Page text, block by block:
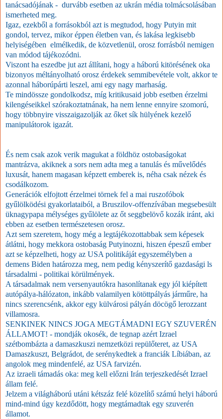
tanácsadójának - durvább esetben az ukrán média tolmácsolásában
ismerheted meg.
Igaz, ezekből a forrásokból azt is megtudod, hogy Putyin mit
gondol, tervez, mikor éppen életben van, és lakása legkisebb
helyiségében elmélkedik, de közvetlenül, orosz forrásból nemigen
van módod tájékozódni.
Viszont ha eszedbe jut azt állítani, hogy a háború kitörésének oka
bizonyos méltányolható orosz érdekek semmibevétele volt, akkor te
azonnal háborúpárti leszel, ami egy nagy marhaság.
Te mindössze gondolkodsz, míg kritikusaid jobb esetben érzelmi
kilengéseikkel szórakoztatnának, ha nem lenne ennyire szomorú,
hogy többnyire visszaigazolják az őket sík hülyének kezelő
manipulátorok igazát.
És nem csak azok verik magukat a földhöz ostobaságokat
mantrázva, akiknek a sors nem adta meg a tanulás és művelődés
luxusát, hanem magasan képzett emberek is, néha csak nézek és
csodálkozom.
Generációk elfojtott érzelmei törnek fel a mai ruszofóbok
gyűlölködési gyakorlataiból, a Bruszilov-offenzívában megsebesült
üknagypapa mélységes gyűlölete az őt seggbelövő kozák iránt, aki
ebben az esetben természetesen orosz.
Azt sem szeretem, hogy még a legtájékozottabbak sem képesek
átlátni, hogy mekkora ostobaság Putyinozni, hiszen épeszű ember
azt se képzelheti, hogy az USA politikáját egyszemélyben a
demens Biden határozza meg, nem pedig kényszerítő gazdasági ls
társadalmi - politikai körülmények.
A társadalmak nem versenyautókra hasonlítanak egy jól kiépített
autópálya-hálózaton, inkább valamilyen kötöttpályás járműre, ha
nincs szerencsénk, akkor egy külvárosi pályán döcögő lerozzant
villamosra.
SENKINEK NINCS JOGA MEGTÁMADNI EGY SZUVERÉN
ÁLLAMOT! - mondják okosék, de tegnap azért Izrael
szétbombázta a damaszkuszi nemzetközi repülőteret, az USA
Damaszkuszt, Belgrádot, de serénykedtek a franciák Líbiában, az
angolok meg mindenfelé, az USA farvizén.
Az izraeli támadás oka: meg kell előzni Irán terjeszkedését Izrael
állam felé.
Jelzem a világháború utáni kétszáz felé közelítő számú helyi háború
mind-mind úgy kezdődött, hogy megtámadtak egy szuverén
államot.